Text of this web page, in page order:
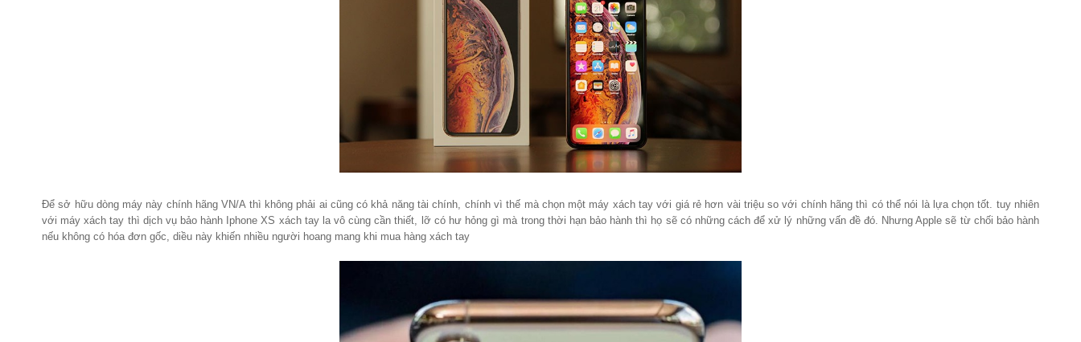
Để sở hữu dòng máy này chính hãng VN/A thì không phải ai cũng có khả năng tài chính, chính vì thế mà chọn một máy xách tay với giá rẻ hơn vài triệu so với chính hãng thì có thể nói là lựa chọn tốt. tuy nhiên
với máy xách tay thì dịch vụ bảo hành Iphone XS xách tay la vô cùng cần thiết, lỡ có hư hỏng gì mà trong thời hạn bảo hành thì họ sẽ có những cách để xử lý những vấn đề đó. Nhưng Apple sẽ từ chối bảo hành
nếu không có hóa đơn gốc, diều này khiến nhiều người hoang mang khi mua hàng xách tay